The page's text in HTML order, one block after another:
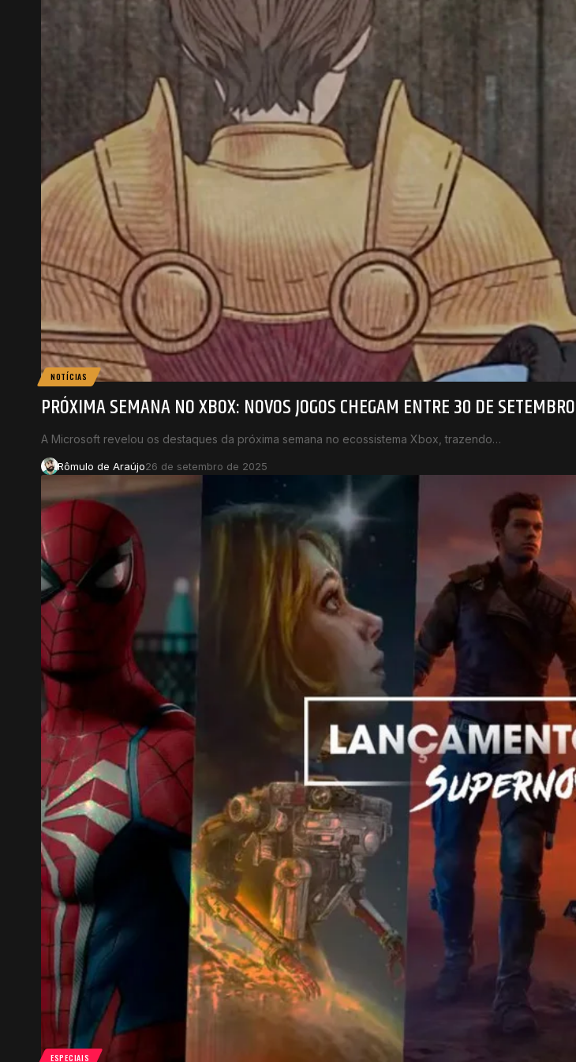
NOTÍCIAS
PRÓXIMA SEMANA NO XBOX: NOVOS JOGOS CHEGAM ENTRE 30 DE
A Microsoft revelou os destaques da próxima semana no ecossistema Xbox, trazendo…
Rômulo de Araújo26 de setembro de 2025
ESPECIAIS